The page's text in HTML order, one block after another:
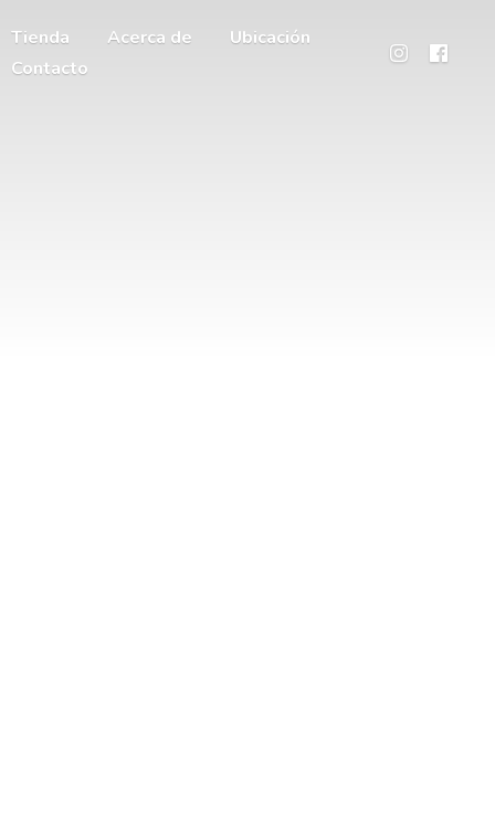
Tienda Acerca de
Ubicación
Contacto